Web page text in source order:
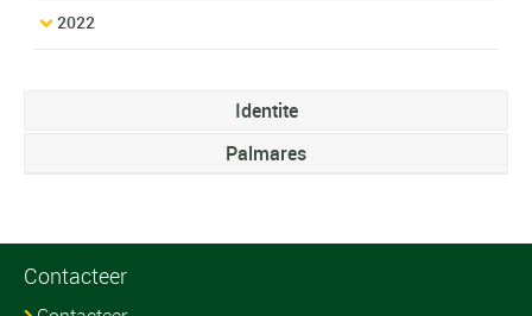
2022
Identite
Palmares
Contacteer